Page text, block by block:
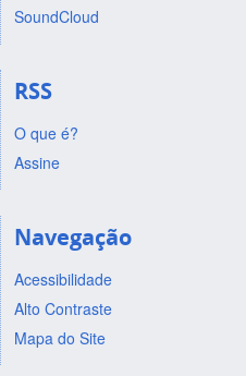
SoundCloud
RSS
O que é?
Assine
Navegação
Acessibilidade
Alto Contraste
Mapa do Site